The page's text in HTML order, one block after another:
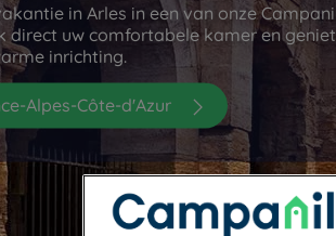
in Arles in een van onze
direct uw comfortabele kamer en geniet
inrichting.
Alpes-Côte-d'Azur